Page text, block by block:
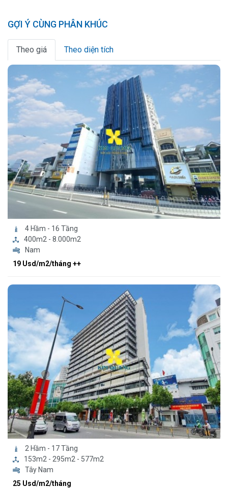
GỢI Ý CÙNG PHÂN KHÚC
Theo giá Theo diện tích
4 Hầm - 16 Tầng
400m2 - 8.000m2
Nam
19 Usd/m2/tháng ++
2 Hầm - 17 Tầng
153m2 - 295m2 - 577m2
Tây Nam
25 Usd/m2/tháng